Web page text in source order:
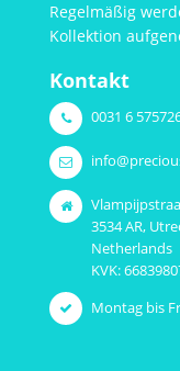
Regelmäßig
Kollektion
Kontakt
0031 6
3534 AR,
Netherlands
KVK:
Montag bis